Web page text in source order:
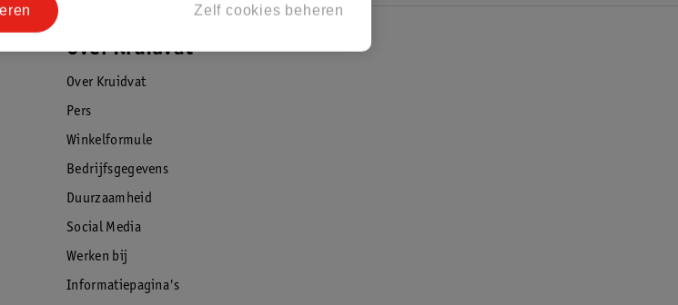
Over Kruidvat
Over Kruidvat
Pers
Winkelformule
Bedrijfsgegevens
Duurzaamheid
Social Media
Werken bij
Informatiepagina's
Zelf cookies beheren